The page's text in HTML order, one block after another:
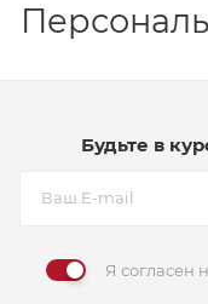
Будьте в
Я согласен